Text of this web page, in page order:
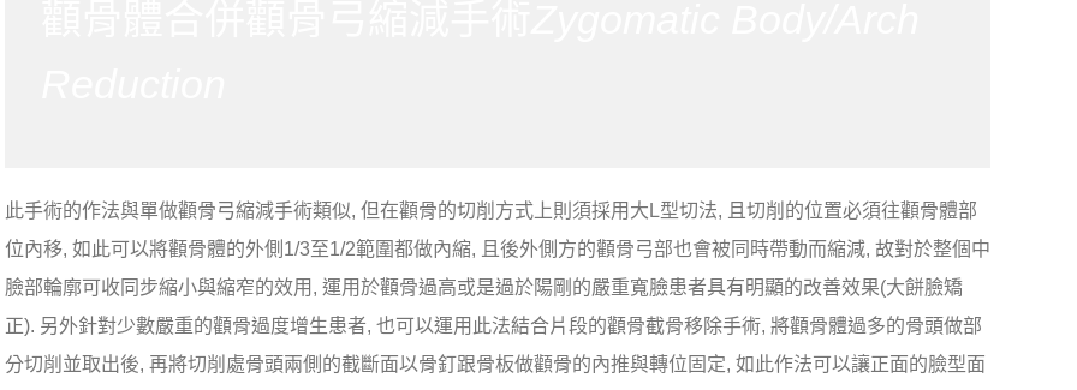
此手術的作法與單做顴骨弓縮減手術類似, 但在顴骨的切削方式上則須採用大L型切法, 且切削的位置必須往顴骨體部
位內移, 如此可以將顴骨體的外側1/3至1/2範圍都做內縮, 且後外側方的顴骨弓部也會被同時帶動而縮減, 故對於整個中
臉部輪廓可收同步縮小與縮窄的效用, 運用於顴骨過高或是過於陽剛的嚴重寬臉患者具有明顯的改善效果(大餅臉矯
正). 另外針對少數嚴重的顴骨過度增生患者, 也可以運用此法結合片段的顴骨截骨移除手術, 將顴骨體過多的骨頭做部
分切削並取出後, 再將切削處骨頭兩側的截斷面以骨釘跟骨板做顴骨的內推與轉位固定, 如此作法可以讓正面的臉型面